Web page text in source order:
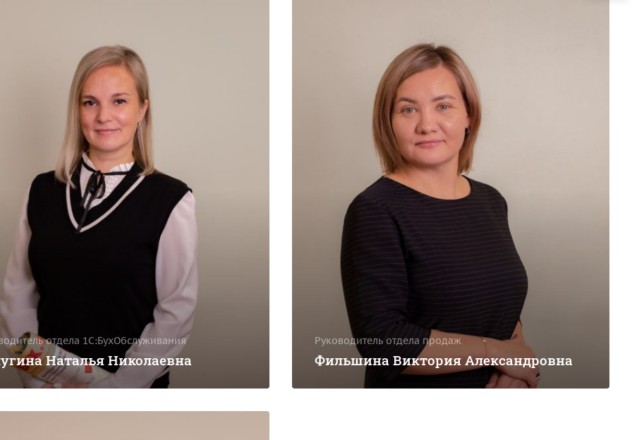
отдела 1С:БухОбслуживания
Наталья Николаевна
Руководитель отдела продаж
Фильшина Виктория Александровна